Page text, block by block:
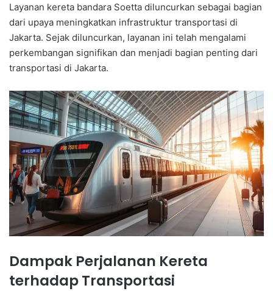
Layanan kereta bandara Soetta diluncurkan sebagai bagian
dari upaya meningkatkan infrastruktur transportasi di
Jakarta. Sejak diluncurkan, layanan ini telah mengalami
perkembangan signifikan dan menjadi bagian penting dari
transportasi di Jakarta.
Dampak Perjalanan Kereta
terhadap Transportasi